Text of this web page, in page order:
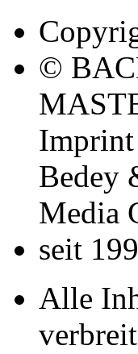
©
Bedey
Media
seit
Alle